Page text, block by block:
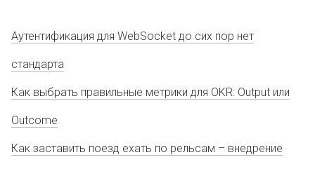
Аутентификация для WebSocket до сих пор нет
стандарта
Как выбрать правильные метрики для OKR: Output или
Outcome
Как заставить поезд ехать по рельсам – внедрение